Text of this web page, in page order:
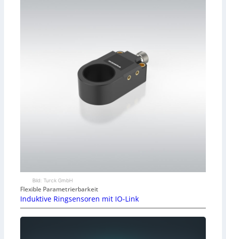
Bild: Turck GmbH
Flexible Parametrierbarkeit
Induktive Ringsensoren mit IO-Link